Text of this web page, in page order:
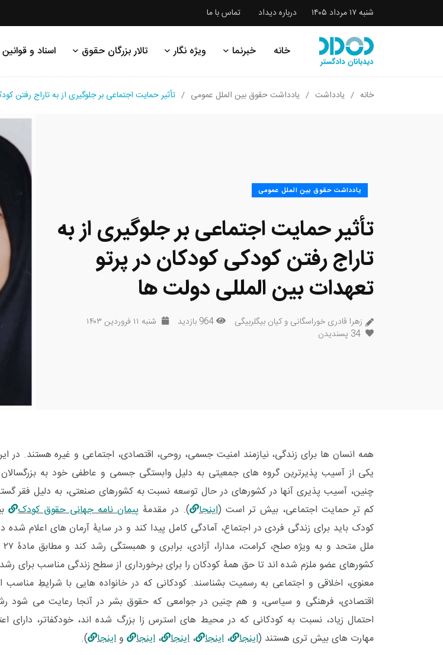
شنبه ۱۷ مرداد ۱۴۰۵ درباره دیداد تماس با ما
خانه خبرنما ویژه نگار تالار بزرگان حقوق اسناد و قوانین
خانه یادداشت یادداشت حقوق بین الملل عمومی تأثیر حمایت اجتماعی بر جلوگیری از به تاراج رفتن
یادداشت حقوق بین الملل عمومی
تأثیر حمایت اجتماعی بر جلوگیری از به
تاراج رفتن کودکی کودکان در پرتو
تعهدات بین المللی دولت ها
زهرا قادری خوراسگانی و کیان بیگلربیگی 964 بازدید
شنبه ۱۱ فروردین ۱۴۰۳
34 پسندیدن
همه انسان ها برای زندگی، نیازمند امنیت جسمی، روحی، اقتصادی، اجتماعی و غیره هستند. در
یکی از آسیب پذیرترین گروه های جمعیتی به دلیل وابستگی جسمی و عاطفی خود به
چنین، آسیب پذیری آنها در کشورهای در حال توسعه نسبت به کشورهای صنعتی، به دلیل فقر
کم ترِ حمایت اجتماعی، بیش تر است (اینجا ). در مقدمۀ پیمان نامه جهانی حقوق کودک
کودک باید برای زندگی فردی در اجتماع، آمادگی کامل پیدا کند و در سایۀ آرمان های اعلام شده
ملل متحد و به ویژه صلح، کرامت، مدارا، آزادی، برابری و همبستگی رشد کند و مطابق مادۀ ۲۷ این کنوانسیون،
کشورهای عضو ملزم شده اند تا حق همۀ کودکان را برای برخورداری از سطح زندگی مناسب برای
معنوی، اخلاقی و اجتماعی به رسمیت بشناسند. کودکانی که در خانواده هایی با شرایطِ مناسب
اقتصادی، فرهنگی و سیاسی، و هم چنین در جوامعی که حقوق بشر در آنجا رعایت می شود
احتمال زیاد، نسبت به کودکانی که در محیط های استرس زا بزرگ شده اند، خودکفاتر، دارای
مهارت های بیش تری هستند (اینجا ، اینجا ، اینجا ، اینجا واینجا ).